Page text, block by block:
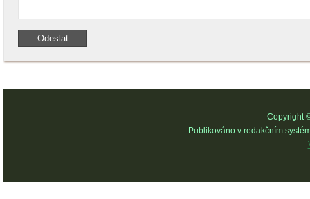
Copyright
Publikováno v redakčním